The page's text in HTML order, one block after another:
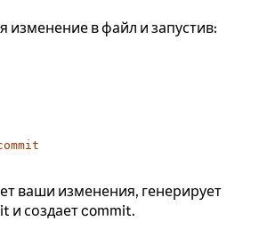
изменение в файл и запустив:
ваши изменения, генерирует
и создает commit.